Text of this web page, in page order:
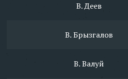
В. Деев
В. Брызгалов
В. Валуй